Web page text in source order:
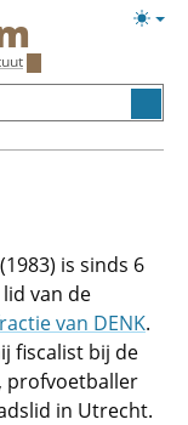
is sinds 6
van de
van DENK.
fiscalist bij de
profvoetballer
in Utrecht.